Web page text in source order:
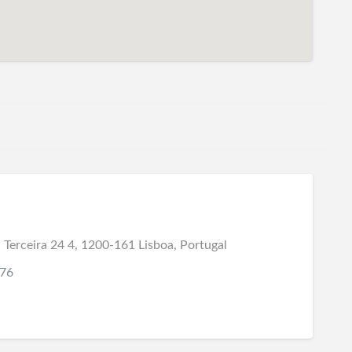
Terceira 24 4, 1200-161 Lisboa, Portugal